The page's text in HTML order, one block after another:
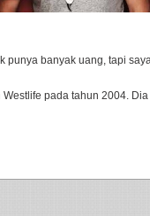
punya banyak uang, tapi
pada tahun 2004.